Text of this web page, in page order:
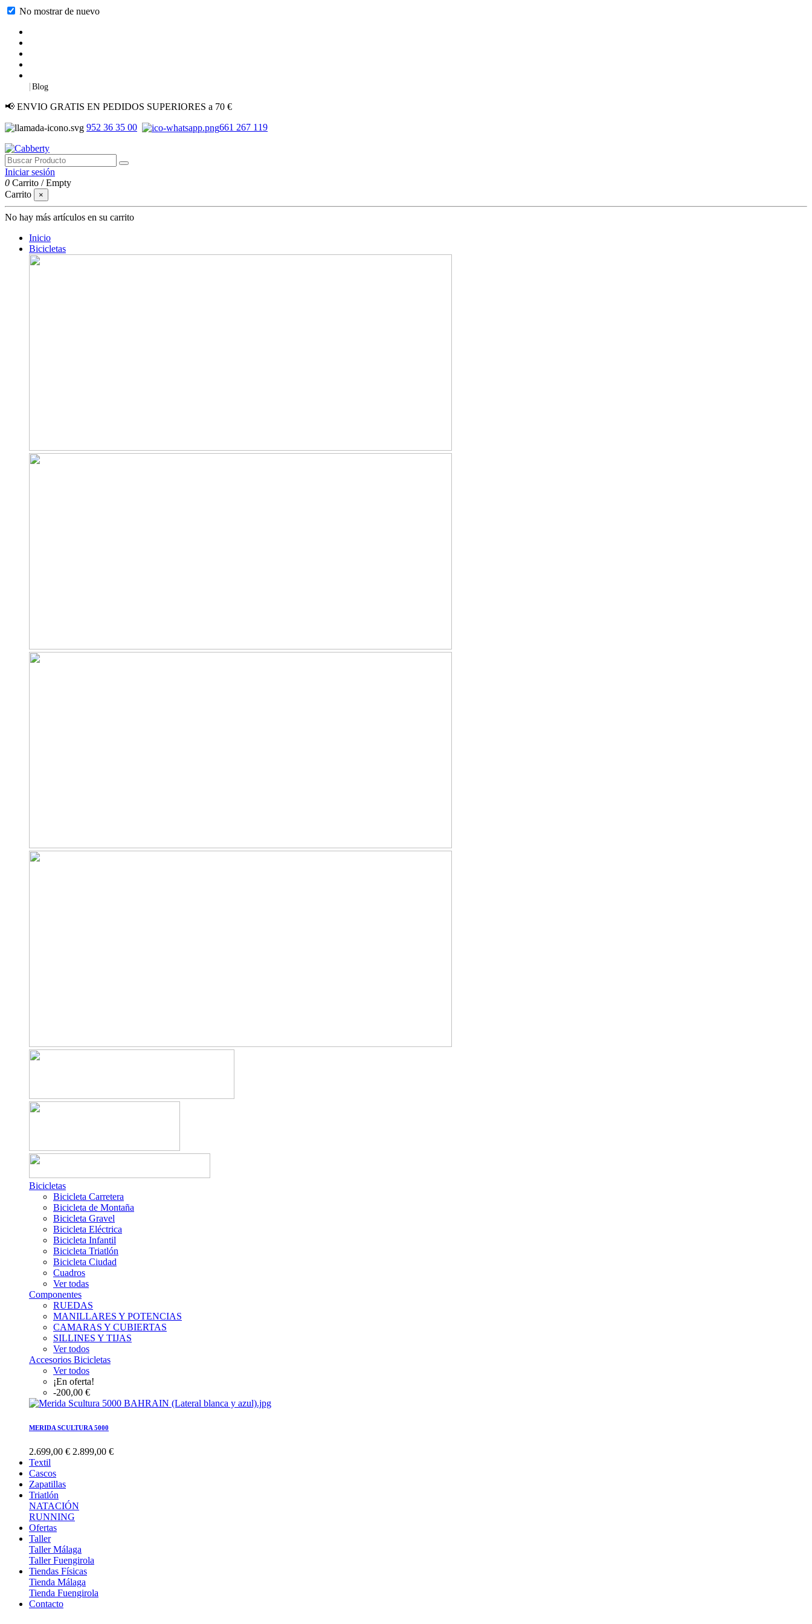
No mostrar de nuevo
|Blog
📢 ENVIO GRATIS EN PEDIDOS SUPERIORES a 70 €
952 36 35 00
661 267 119
Iniciar sesión
0 Carrito /Empty
Carrito
×
No hay más artículos en su carrito
Inicio
Bicicletas
Bicicletas
Bicicleta Carretera
Bicicleta de Montaña
Bicicleta Gravel
Bicicleta Eléctrica
Bicicleta Infantil
Bicicleta Triatlón
Bicicleta Ciudad
Cuadros
Ver todas
Componentes
RUEDAS
MANILLARES Y POTENCIAS
CAMARAS Y CUBIERTAS
SILLINES Y TIJAS
Ver todos
Accesorios Bicicletas
Ver todos
¡En oferta!
-200,00 €
MERIDA SCULTURA 5000
2.699,00 € 2.899,00 €
Textil
Cascos
Zapatillas
Triatlón
NATACIÓN
RUNNING
Ofertas
Taller
Taller Málaga
Taller Fuengirola
Tiendas Físicas
Tienda Málaga
Tienda Fuengirola
Contacto